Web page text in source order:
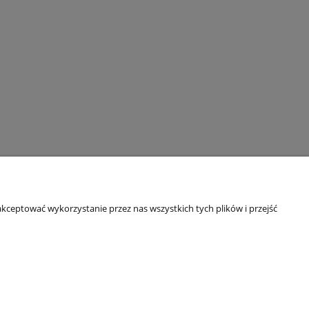
wykorzystanie przez nas wszystkich tych plików i przejść